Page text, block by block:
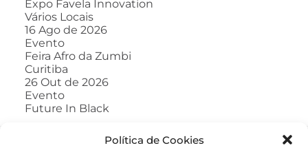
Política de Cookies
Expo Favela Innovation
Vários Locais
16 Ago de 2026
Evento
Feira Afro da Zumbi
Curitiba
26 Out de 2026
Evento
Future In Black